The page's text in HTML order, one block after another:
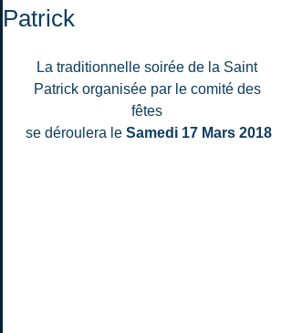
Patrick
La traditionnelle soirée de la Saint
Patrick organisée par le comité des
fêtes
se déroulera le Samedi 17 Mars 2018